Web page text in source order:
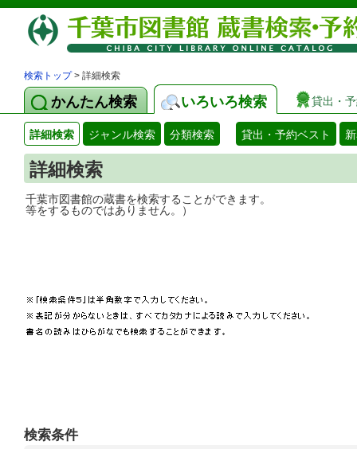
検索トップ> 詳細検索
かんたん検索 いろいろ検索 貸出・
詳細検索 ジャンル検索 分類検索 貸出・予約ベスト
詳細検索
千葉市図書館の蔵書を検索することがで
等をするものではありません。）
検索条件